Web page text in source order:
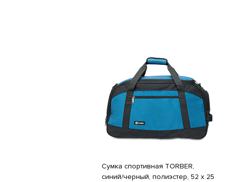
Сумка спортивная TORBER,
синий/черный, полиэстер, 52 х 25